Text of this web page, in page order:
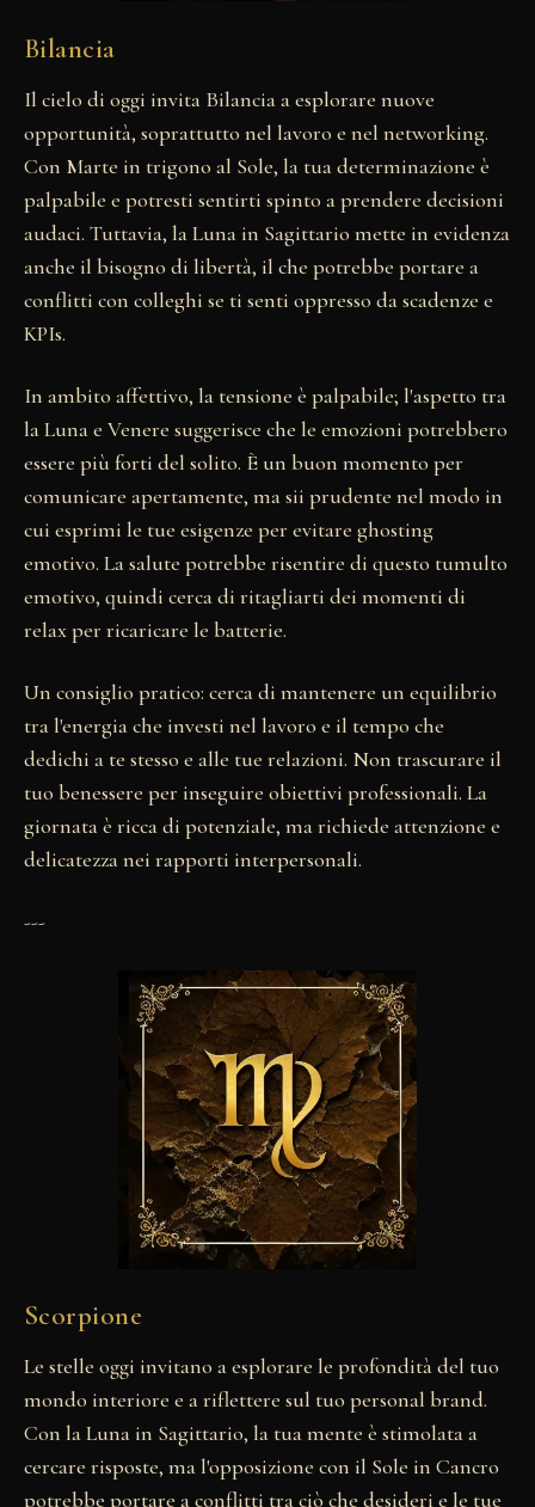
Bilancia
Il cielo di oggi invita Bilancia a esplorare nuove
opportunità, soprattutto nel lavoro e nel networking.
Con Marte in trigono al Sole, la tua determinazione è
palpabile e potresti sentirti spinto a prendere decisioni
audaci. Tuttavia, la Luna in Sagittario mette in evidenza
anche il bisogno di libertà, il che potrebbe portare a
conflitti con colleghi se ti senti oppresso da scadenze e
KPIs.
In ambito affettivo, la tensione è palpabile; l'aspetto tra
la Luna e Venere suggerisce che le emozioni potrebbero
essere più forti del solito. È un buon momento per
comunicare apertamente, ma sii prudente nel modo in
cui esprimi le tue esigenze per evitare ghosting
emotivo. La salute potrebbe risentire di questo tumulto
emotivo, quindi cerca di ritagliarti dei momenti di
relax per ricaricare le batterie.
Un consiglio pratico: cerca di mantenere un equilibrio
tra l'energia che investi nel lavoro e il tempo che
dedichi a te stesso e alle tue relazioni. Non trascurare il
tuo benessere per inseguire obiettivi professionali. La
giornata è ricca di potenziale, ma richiede attenzione e
delicatezza nei rapporti interpersonali.
---
Scorpione
Le stelle oggi invitano a esplorare le profondità del tuo
mondo interiore e a riflettere sul tuo personal brand.
Con la Luna in Sagittario, la tua mente è stimolata a
cercare risposte, ma l'opposizione con il Sole in Cancro
potrebbe portare a conflitti tra ciò che desideri e le tue